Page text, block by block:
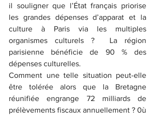
il souligner que l’État français priorise
les grandes dépenses d’apparat et la
culture à Paris via les multiples
organismes culturels ?  La région
parisienne bénéficie de 90 % des
dépenses culturelles.
Comment une telle situation peut-elle
être tolérée alors que la Bretagne
réunifiée engrange 72 milliards de
prélèvements fiscaux annuellement ? 0ù